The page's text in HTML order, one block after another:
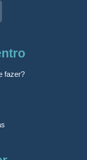
fazer?